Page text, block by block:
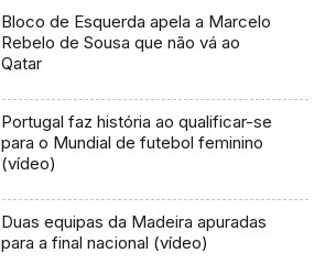
Bloco de Esquerda apela a Marcelo
Rebelo de Sousa que não vá ao
Qatar
Portugal faz história ao qualificar-se
para o Mundial de futebol feminino
(vídeo)
Duas equipas da Madeira apuradas
para a final nacional (vídeo)